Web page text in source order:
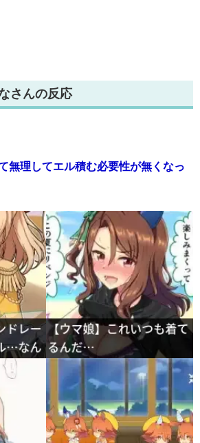
さんの反応
無理してエル積む必要性が無くなっ